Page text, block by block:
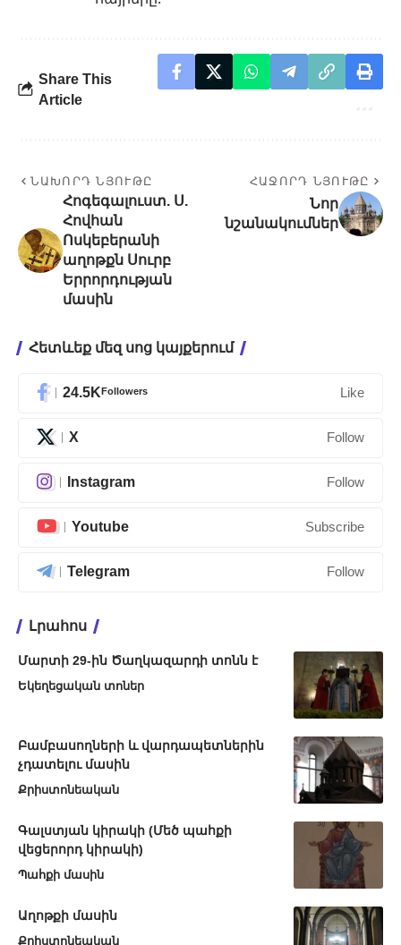
Share This
Article
ՆԱԽՈՐԴ ՆՅՈՒԹԸ
Հոգեգալուստ. Ս.
Հովհան
Ոսկեբերանի
աղոթքն Սուրբ
Երրորդության
մասին
ՀԱՋՈՐԴ ՆՅՈՒԹԸ
Նոր
նշանակումներ
Հետևեք մեզ սոց կայքերում
24.5KFollowers Like
X Follow
Instagram Follow
Youtube Subscribe
Telegram Follow
Լրահոս
Մարտի 29-ին Ծաղկազարդի տոնն է
Եկեղեցական տոներ
Բամբասողների և վարդապետներին
չդատելու մասին
Քրիստոնեական
Գալստյան կիրակի (Մեծ պահքի
վեցերորդ կիրակի)
Պահքի մասին
Աղոթքի մասին
Քրիստոնեական